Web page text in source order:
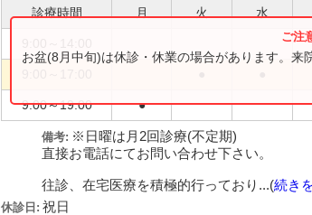
診療時間 月 火 水
9:00～19:00 ●
お盆(8月中旬)は休診・休業の場合があります。来
備考: ※日曜は月2回診療(不定期)
直接お電話にてお問い合わせ下さい。
往診、在宅医療を積極的行っており...(続き
休診日: 祝日